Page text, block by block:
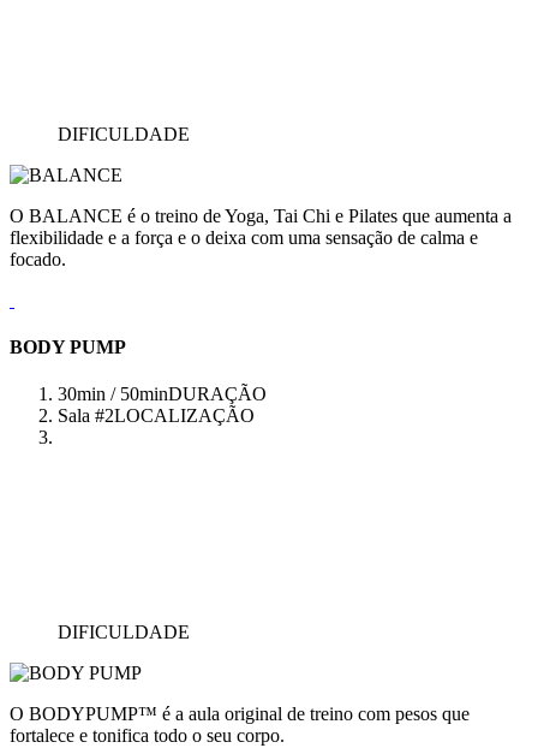
DIFICULDADE
O BALANCE é o treino de Yoga, Tai Chi e Pilates que aumenta a
flexibilidade e a força e o deixa com uma sensação de calma e
focado.
BODY PUMP
30min / 50minDURAÇÃO
Sala #2LOCALIZAÇÃO
DIFICULDADE
O BODYPUMP™ é a aula original de treino com pesos que
fortalece e tonifica todo o seu corpo.